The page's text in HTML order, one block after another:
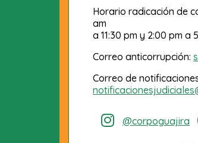
Horario radicación de
am
a 11:30 pm y 2:00 pm a
Correo anticorrupción:
Correo de
@corpoguajira